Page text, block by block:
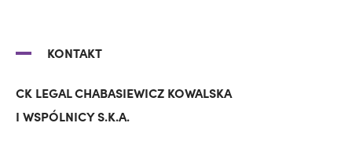
KONTAKT
CK LEGAL CHABASIEWICZ KOWALSKA
I WSPÓLNICY S.K.A.